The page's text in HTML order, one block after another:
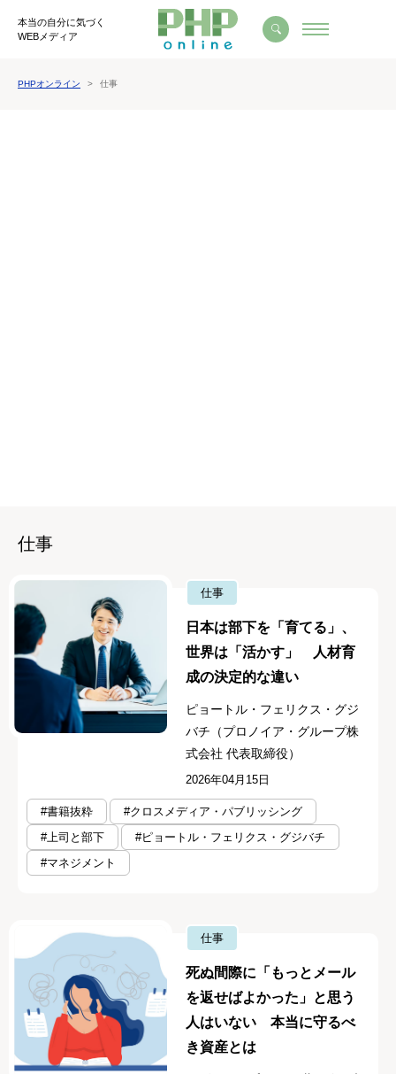
本当の自分に気づく
WEBメディア
PHPオンライン 仕事
仕事
仕事
日本は部下を「育てる」、
世界は「活かす」 人材育
成の決定的な違い
ピョートル・フェリクス・グジ
バチ（プロノイア・グループ株
式会社 代表取締役）
2026年04月15日
#書籍抜粋
#クロスメディア・パブリッシング
#上司と部下
#ピョートル・フェリクス・グジバチ
#マネジメント
仕事
死ぬ間際に「もっとメール
を返せばよかった」と思う
人はいない 本当に守るべ
き資産とは